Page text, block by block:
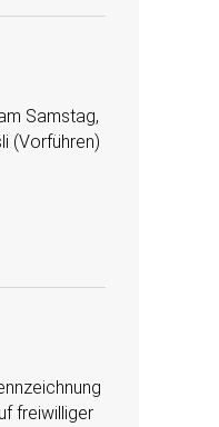
Samstag,
(Vorführen)
freiwilliger